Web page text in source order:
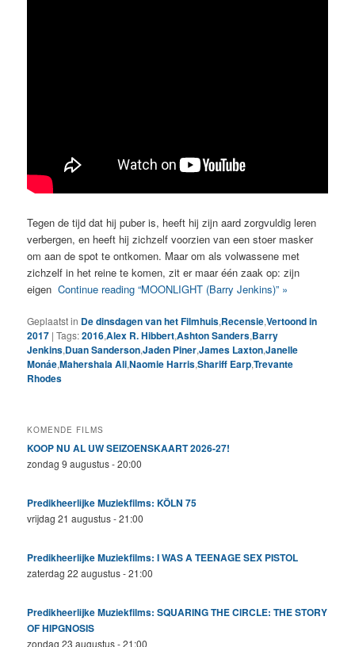
Tegen de tijd dat hij puber is, heeft hij zijn aard zorgvuldig leren
verbergen, en heeft hij zichzelf voorzien van een stoer masker
om aan de spot te ontkomen. Maar om als volwassene met
zichzelf in het reine te komen, zit er maar één zaak op: zijn
eigenContinue reading “MOONLIGHT (Barry Jenkins)” »
Geplaatst in De dinsdagen van het Filmhuis,Recensie,Vertoond in
2017 |Tags:2016,Alex R. Hibbert,Ashton Sanders,Barry
Jenkins,Duan Sanderson,Jaden Piner,James Laxton,Janelle
Monáe,Mahershala Ali,Naomie Harris,Shariff Earp,Trevante
Rhodes
KOMENDE FILMS
KOOP NU AL UW SEIZOENSKAART 2026-27!
zondag 9 augustus - 20:00
Predikheerlijke Muziekfilms: KÖLN 75
vrijdag 21 augustus - 21:00
Predikheerlijke Muziekfilms: I WAS A TEENAGE SEX PISTOL
zaterdag 22 augustus - 21:00
Predikheerlijke Muziekfilms: SQUARING THE CIRCLE: THE STORY
OF HIPGNOSIS
zondag 23 augustus - 21:00